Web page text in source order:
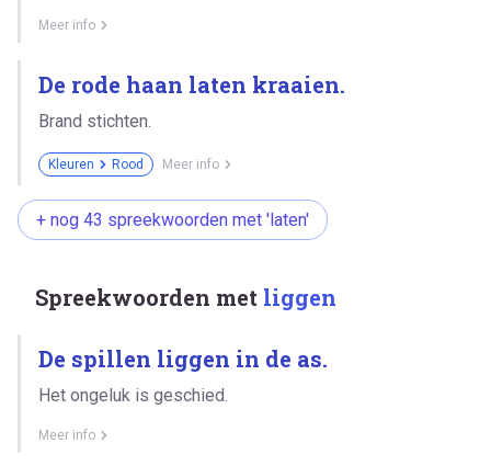
Meer info
De rode haan laten kraaien.
Brand stichten.
Kleuren Rood Meer info
+ nog 43 spreekwoorden met 'laten'
Spreekwoorden met liggen
De spillen liggen in de as.
Het ongeluk is geschied.
Meer info